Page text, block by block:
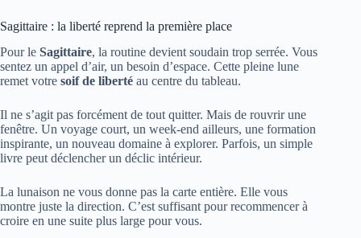
Sagittaire : la liberté reprend la première place
Pour le Sagittaire, la routine devient soudain trop serrée. Vous
sentez un appel d’air, un besoin d’espace. Cette pleine lune
remet votre soif de liberté au centre du tableau.
Il ne s’agit pas forcément de tout quitter. Mais de rouvrir une
fenêtre. Un voyage court, un week-end ailleurs, une formation
inspirante, un nouveau domaine à explorer. Parfois, un simple
livre peut déclencher un déclic intérieur.
La lunaison ne vous donne pas la carte entière. Elle vous
montre juste la direction. C’est suffisant pour recommencer à
croire en une suite plus large pour vous.